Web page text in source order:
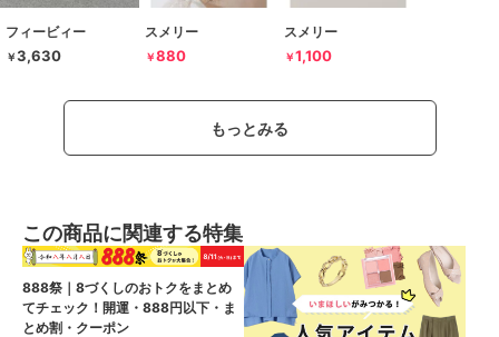
フィービィー
￥3,630
スメリー
￥880
スメリー
￥1,100
もっとみる
この商品に関連する特集
888祭｜8づくしのおトクをまとめ
てチェック！開運・888円以下・ま
とめ割・クーポン